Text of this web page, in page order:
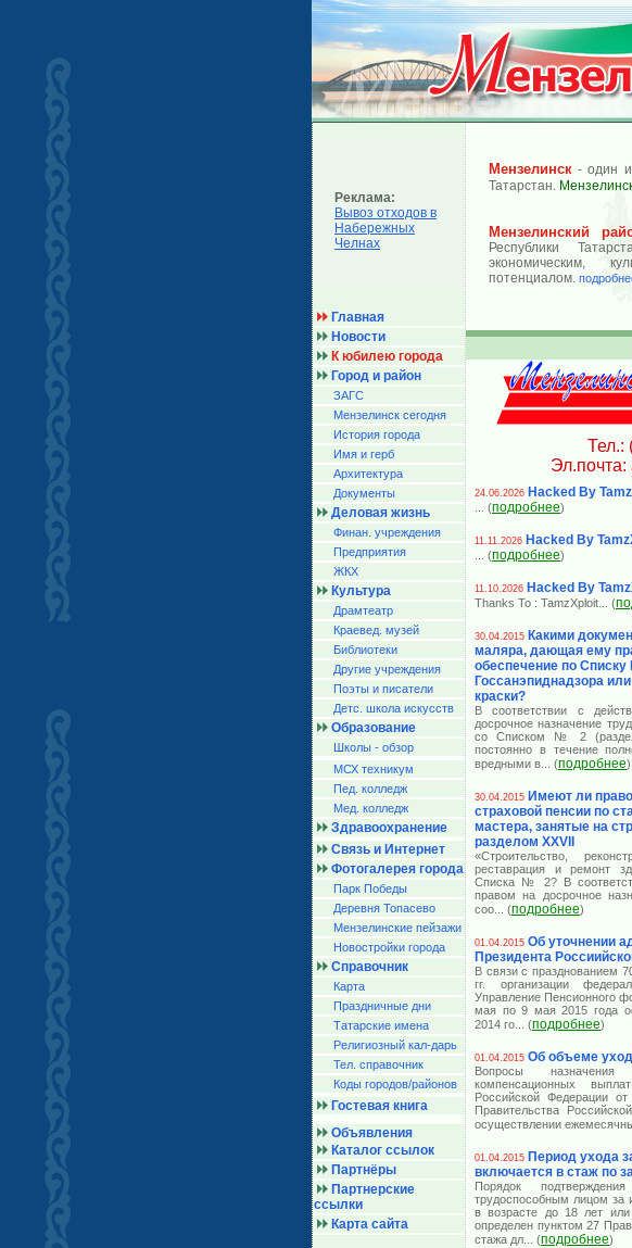
Реклама:
Вывоз отходов в
Набережных
Челнах
Главная
Новости
К юбилею города
Город и район
ЗАГС
Мензелинск сегодня
История города
Имя и герб
Архитектура
Документы
Деловая жизнь
Финан. учреждения
Предприятия
ЖКХ
Культура
Драмтеатр
Краевед. музей
Библиотеки
Другие учреждения
Поэты и писатели
Детс. школа искусств
Образование
Школы - обзор
МСХ техникум
Пед. колледж
Мед. колледж
Здравоохранение
Связь и Интернет
Фотогалерея города
Парк Победы
Деревня Топасево
Мензелинские пейзажи
Новостройки города
Справочник
Карта
Праздничные дни
Татарские имена
Религиозный кал-дарь
Тел. справочник
Коды городов/райoнов
Гостевая книга
Объявления
Каталог ссылок
Партнёры
Партнерские
ссылки
Карта сайта
Мензелинск - один
Татарстан.
Мензелинский
Республики
экономическим,
потенциалом.
Тел.:
24.06.2026 Hacked By
... (подробнее)
11.11.2026 Hacked By
... (подробнее)
11.10.2026 Hacked By
Thanks To : TamzXploit ... (
30.04.2015 Какими
маляра, дающая ему
обеспечение по
Госсанэпиднадзора
краски?
В соответствии с
досрочное назначение
со Списком № 2 (раздел
постоянно в течение
вредными в ... (подробнее)
30.04.2015 Имеют ли
страховой пенсии по
мастера, занятые на
разделом XXVII
«Строительство,
реставрация и ремонт
Списка № 2? В
правом на досрочное
соо ... (подробнее)
01.04.2015 Об уточнении
Президента
В связи с празднованием
гг. организации
Управление Пенсионного
мая по 9 мая 2015 года
2014 го ... (подробнее)
01.04.2015 Об объеме
Вопросы
компенсационных
Российской Федерации
Правительства
осуществлении
01.04.2015 Период ухода
включается в стаж по
Порядок
трудоспособным лицом за
в возрасте до 18 лет
определен пунктом 27
стажа дл ... (подробнее)